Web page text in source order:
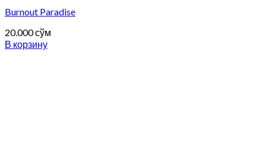
Burnout Paradise
20.000сўм
В корзину